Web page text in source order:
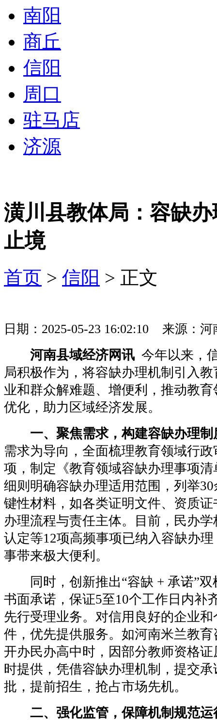
南阳
商丘
信阳
周口
驻马店
济源
潢川县教体局：容缺
止境
首页 > 信阳 > 正文
日期：2025-05-23 16:02:10 来源：
河南县域经济网讯 今年以来，
局积极作为，将容缺办理机制引入
业和群众解难题、增便利，推动教
优化，助力区域经济发展。
一、聚焦需求，构建容缺办理制
需求为导向，全面梳理教育领域行
项，制定《教育领域容缺办理事项
细则明确容缺办理适用范围，列举
键性材料，如各类证明文件、资质
办理流程与责任主体。目前，民办
认定等12项高频事项已纳入容缺办
事带来极大便利。
同时，创新推出“容缺 + 承诺”双
书面承诺，保证5至10个工作日内补
先行受理业务。对信用良好的企业
件，优先提供服务。如河南米兰教
开办民办高中时，因部分教师资格
时提供，凭借容缺办理机制，提交
批，提前招生，抢占市场先机。
二、强化监管，保障机制规范运